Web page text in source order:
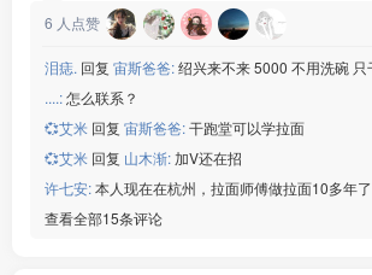
6 人点赞
泪痣. 回复 宙斯爸爸:绍兴来不来 5000 不用洗碗 只
....:怎么联系？
💞艾米 回复 宙斯爸爸:干跑堂可以学拉面
💞艾米 回复 山木渐:加V还在招
许七安:本人现在在杭州，拉面师傅做拉面10多年了
查看全部15条评论